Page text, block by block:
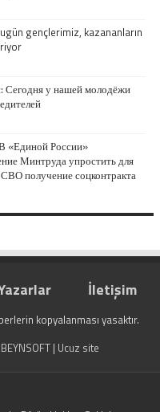
gençlerimiz, kazananların
Сегодня у нашей молодёжи
«Единой России»
Минтруда упростить для
получение соцконтракта
İletişim
kopyalanması yasaktır.
BEYNSOFT| Ucuz site